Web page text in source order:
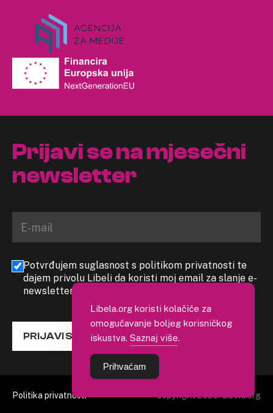
Prijavi se na mjesečni
newsletter
Potvrđujem suglasnost s politikom privatnosti te
dajem privolu Libeli da koristi moj email za slanje e-
newslettera
PRIJAVI SE
Politika privatnosti Copyright 2026. Libela.org
Libela.org koristi kolačiće za
omogućavanje boljeg korisničkog
iskustva. Saznaj više.
Prihvaćam